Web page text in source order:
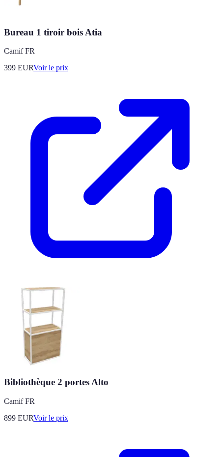
Bureau 1 tiroir bois Atia
Camif FR
399 EURVoir le prix
Bibliothèque 2 portes Alto
Camif FR
899 EURVoir le prix